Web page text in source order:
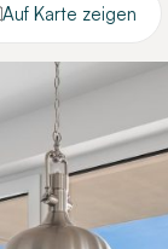
Auf Karte zeigen